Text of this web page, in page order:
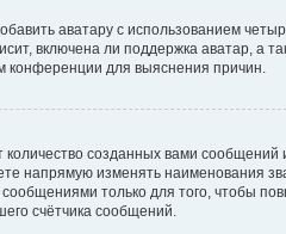
аватару с использованием
включена ли поддержка аватар, а
конференции для выяснения причин.
созданных вами
напрямую изменять наименования
только для того, чтобы
счётчика сообщений.